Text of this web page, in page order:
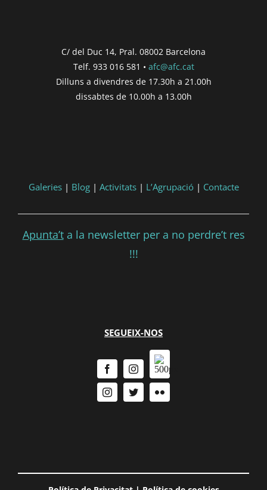
C/ del Duc 14, Pral. 08002 Barcelona
Telf. 933 016 581 • afc@afc.cat
Dilluns a divendres de 17.30h a 21.00h
dissabtes de 10.00h a 13.00h
Galeries| Blog| Activitats| L’Agrupació| Contacte
Apunta’ta la newsletter per a no perdre’t res
!!!
SEGUEIX-NOS